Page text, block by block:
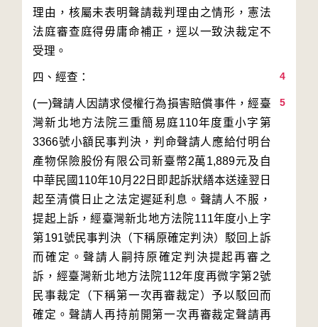
理由，核屬未表明聲請裁判理由之情形，憲法
法庭審查庭得毋庸命補正，逕以一致決裁定不
4
5
(一)聲請人因請求侵權行為損害賠償事件，經臺
灣新北地方法院三重簡易庭110年度重小字第
3366號小額民事判決，判命聲請人應給付明台
產物保險股份有限公司新臺幣2萬1,889元及自
中華民國110年10月22日即起訴狀繕本送達翌日
起至清償日止之法定遲延利息。聲請人不服，
提起上訴，經臺灣新北地方法院111年度小上字
第191號民事判決（下稱原確定判決）駁回上訴
而確定。聲請人嗣持原確定判決提起再審之
訴，經臺灣新北地方法院112年度再微字第2號
民事裁定（下稱第一次再審裁定）予以駁回而
確定。聲請人再持前開第一次再審裁定聲請再